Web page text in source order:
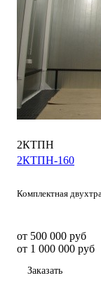
2КТПН
2КТПН-160
Комплектная
от 500 000 руб
от 1 000 000 руб
Заказать